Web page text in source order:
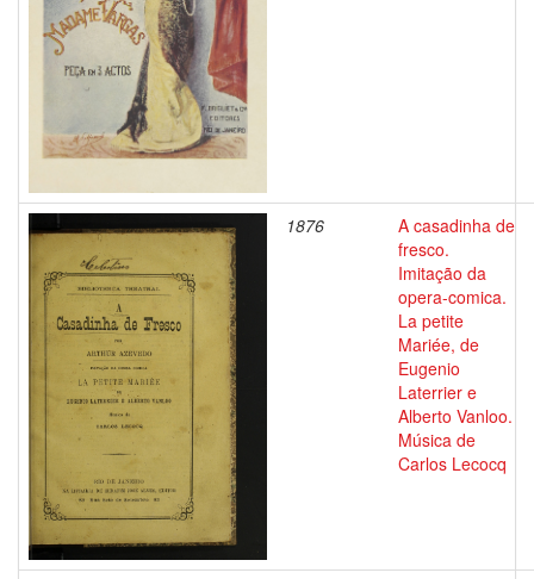
1876
A casadinha de
fresco.
Imitação da
opera-comica.
La petite
Mariée, de
Eugenio
Laterrier e
Alberto Vanloo.
Música de
Carlos Lecocq